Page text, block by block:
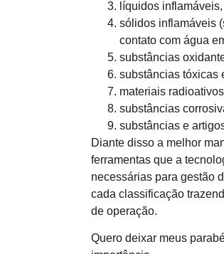
líquidos inflamáveis,
sólidos inflamáveis
contato com água
substâncias
substâncias tóxicas
materiais
substâncias
substâncias e
Diante disso a melhor
ferramentas que a
necessárias para gestão
cada classificação
de operação.
Quero deixar meus